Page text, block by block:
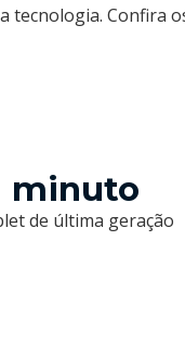
tecnologia. Confira
minuto
de última geração